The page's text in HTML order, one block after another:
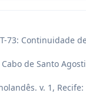
73: Continuidade
de Santo
v. 1,